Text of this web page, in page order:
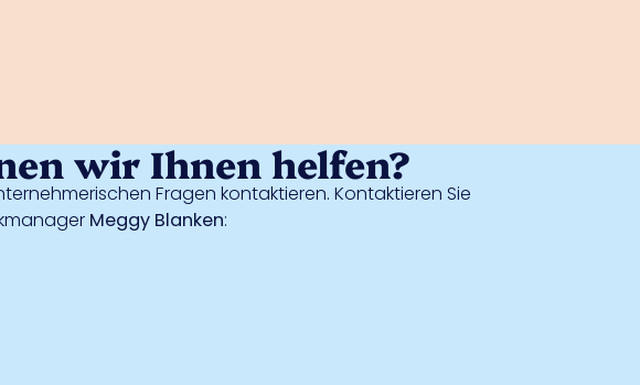
wir Ihnen helfen?
Fragen kontaktieren. Kontaktieren Sie
Meggy Blanken: